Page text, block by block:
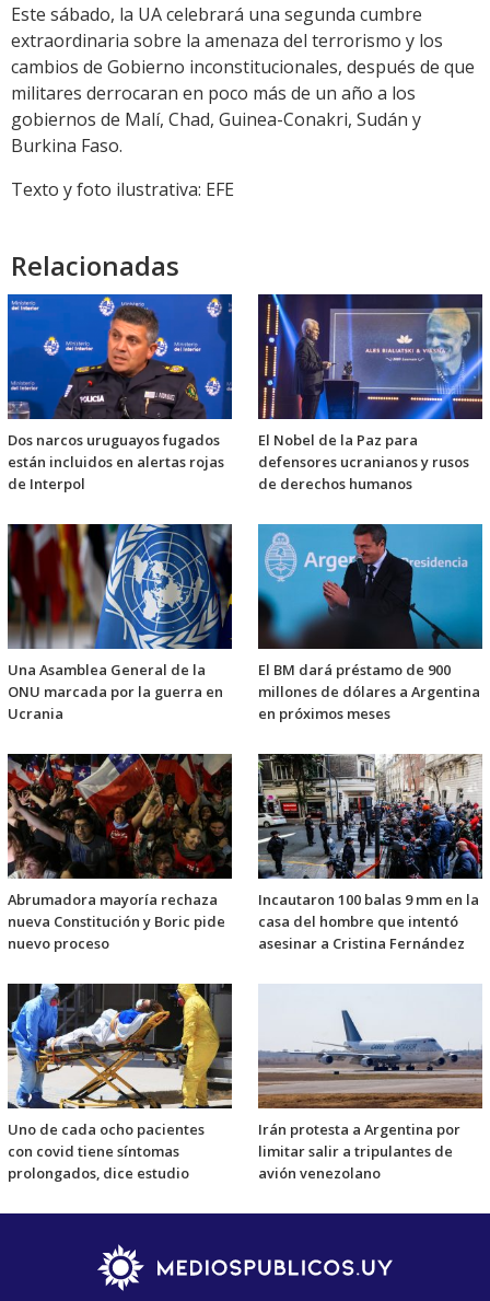
Este sábado, la UA celebrará una segunda cumbre
extraordinaria sobre la amenaza del terrorismo y los
cambios de Gobierno inconstitucionales, después de que
militares derrocaran en poco más de un año a los
gobiernos de Malí, Chad, Guinea-Conakri, Sudán y
Burkina Faso.
Texto y foto ilustrativa: EFE
Relacionadas
Dos narcos uruguayos fugados
están incluidos en alertas rojas
de Interpol
El Nobel de la Paz para
defensores ucranianos y rusos
de derechos humanos
Una Asamblea General de la
ONU marcada por la guerra en
Ucrania
El BM dará préstamo de 900
millones de dólares a Argentina
en próximos meses
Abrumadora mayoría rechaza
nueva Constitución y Boric pide
nuevo proceso
Incautaron 100 balas 9 mm en la
casa del hombre que intentó
asesinar a Cristina Fernández
Uno de cada ocho pacientes
con covid tiene síntomas
prolongados, dice estudio
Irán protesta a Argentina por
limitar salir a tripulantes de
avión venezolano